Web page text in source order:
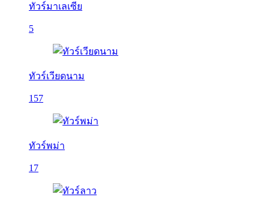
ทัวร์มาเลเซีย
5
ทัวร์เวียดนาม
157
ทัวร์พม่า
17